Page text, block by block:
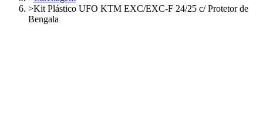
>Kit Plástico UFO KTM EXC/EXC-F 24/25 c/ Protetor de
Bengala